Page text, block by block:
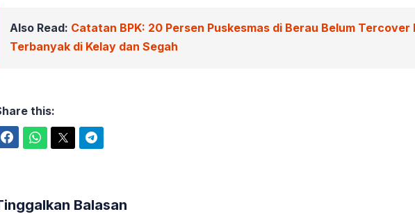
Also Read: Catatan BPK: 20 Persen Puskesmas di Berau Belum
Terbanyak di Kelay dan Segah
this:
Balasan